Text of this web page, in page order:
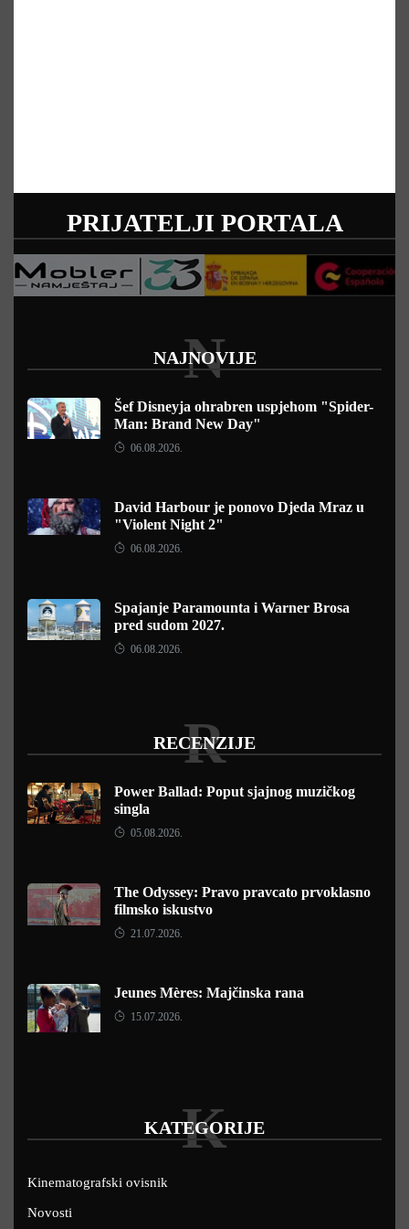
PRIJATELJI PORTALA
NAJNOVIJE
N
Šef Disneyja ohrabren uspjehom "Spider-
Man: Brand New Day"
06.08.2026.
David Harbour je ponovo Djeda Mraz u
"Violent Night 2"
06.08.2026.
Spajanje Paramounta i Warner Brosa
pred sudom 2027.
06.08.2026.
RECENZIJE
R
Power Ballad: Poput sjajnog muzičkog
singla
05.08.2026.
The Odyssey: Pravo pravcato prvoklasno
filmsko iskustvo
21.07.2026.
Jeunes Mères: Majčinska rana
15.07.2026.
KATEGORIJE
K
Kinematografski ovisnik
Novosti